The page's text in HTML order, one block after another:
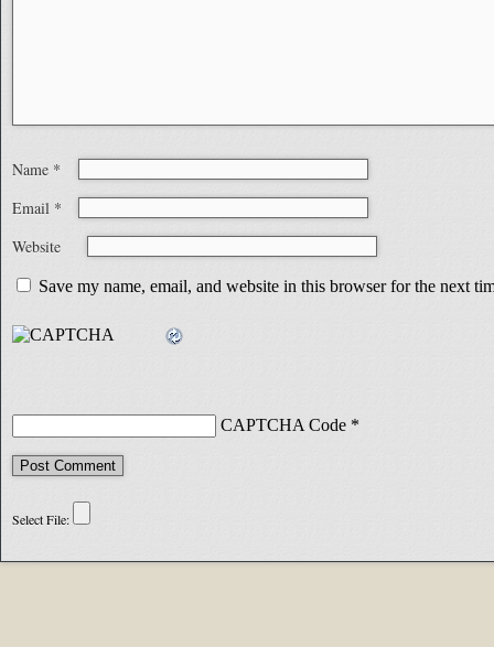
Name *
Email *
Website
Save my name, email, and website in this browser for the next
CAPTCHA Code *